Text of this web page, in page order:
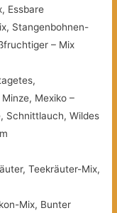
Essbare
Stangenbohnen-
– Mix
Mexiko –
Schnittlauch, Wildes
Teekräuter-Mix,
Mix, Bunter